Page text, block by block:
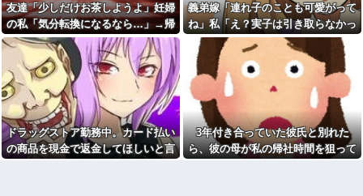
あった。指定されたファミレス
へ向かうと予想外の人物が待っ
ていて…
俺「子どもがいるので煙草は
控えてください」客「関係ねぇ
だろ」→その一言から店内が険
悪な空気になって…
建築家の男と不倫関係の私。
我が家を建てたのはその不倫相
手。
【ＧＪ】 クラスに迷惑な池沼
がいた。リーダー格のＡ「なん
で支援学級に入れないんです
充電ケーブルってさ他
毎日のように電車で痴漢に遭
うので、背中を押すフリをして
ある作戦をしたら...
「エースをねらえ」のひろみ
と藤堂の可愛いくて切ない恋模
様が好きだ
悪口回避＆一人好きの私、同
僚から「自サバ女かと思って
た」と言われモヤモヤ…「全然
違った〜」と言われるも、気に
なって夜も眠れない私はどこが
サバサバ？←ネチネチ気にして
友達「少しだけお茶しようよ」妊婦
の私「気分転換になるなら…」→帰
宅してから思わぬ異変が起きて…
義弟嫁「連れ子のことも可愛がって
ね」私「え？実子は引き取らなかっ
たのに？」→話を聞いて唖然として
ドラッグストア勤務中。カード払い
の商品を現金で返金してほしいと言
3年付き合っていた彼氏と別れた
ら、彼の母が私の帰社時間を狙って